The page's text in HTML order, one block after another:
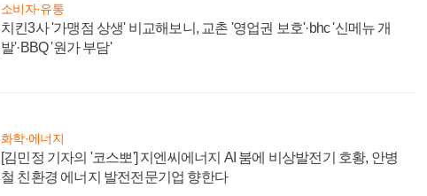
소비자·유통
치킨3사 '가맹점 상생' 비교해보니, 교촌 '영업권 보호'·bhc '신메뉴 개
발'·BBQ '원가 부담'
화학·에너지
[김민정 기자의 '코스뽀'] 지엔씨에너지 AI 붐에 비상발전기 호황, 안병
철 친환경 에너지 발전전문기업 향한다